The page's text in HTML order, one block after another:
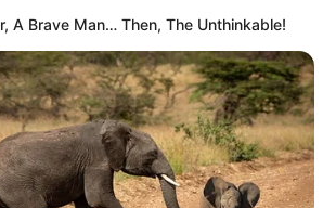
A Brave Man… Then, The Unthinkable!